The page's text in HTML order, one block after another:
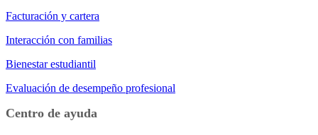
Facturación y cartera
Interacción con familias
Bienestar estudiantil
Evaluación de desempeño profesional
Centro de ayuda